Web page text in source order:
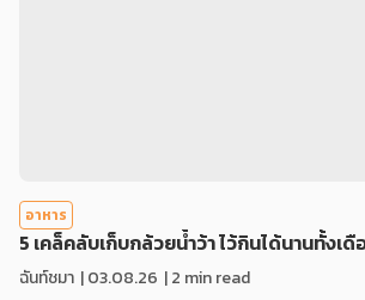
อาหาร
5 เคล็คลับเก็บกล้วยน้ำว้า ไว้กินได้นานทั้งเดื
ฉันท์ชมา |03.08.26 | 2 min read